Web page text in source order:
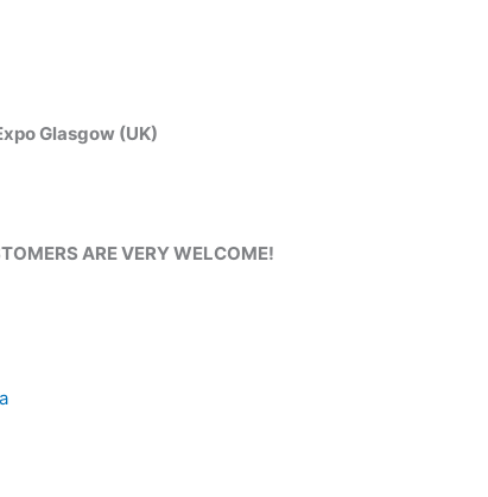
Glasgow (UK)
ARE VERY WELCOME!